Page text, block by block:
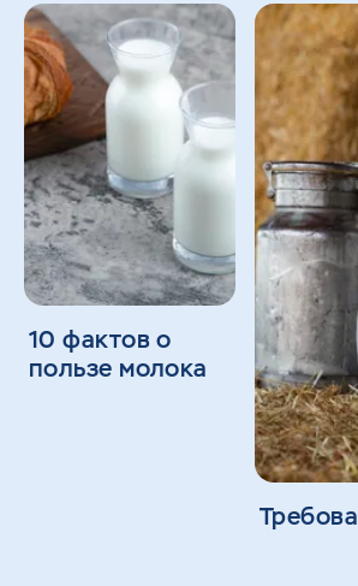
10 фактов о
пользе молока